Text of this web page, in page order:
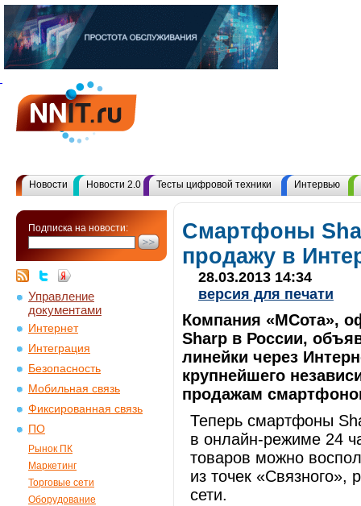
Новости Новости 2.0 Тесты цифровой техники Интервью
Подписка на новости:
Управление
документами
Интернет
Интеграция
Безопасность
Мобильная связь
Фиксированная связь
ПО
Рынок ПК
Маркетинг
Торговые сети
Оборудование
Смартфоны
продажу в
28.03.2013 14:34
версия для печати
Компания «МСота»,
Sharp в России,
линейки через
крупнейшего
продажам
Теперь смартфоны
в онлайн-режиме 24
товаров можно
из точек «Связного»,
сети.